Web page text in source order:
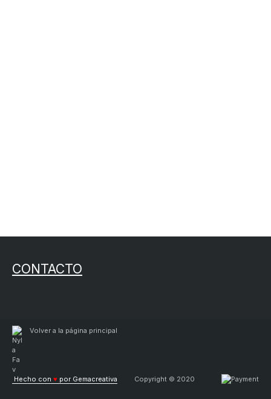
CONTACTO
Volver a la página principal
Hecho con ♥ por Gemacreativa Copyright © 2020